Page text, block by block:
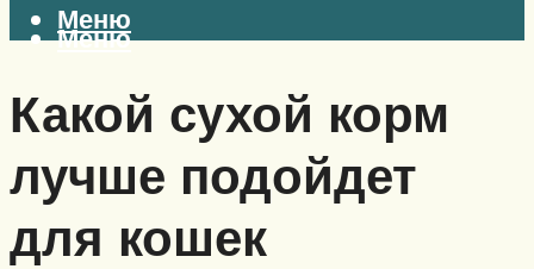
Меню
Меню
Какой сухой корм
лучше подойдет
для кошек